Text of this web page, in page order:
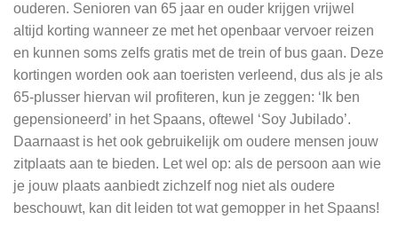
ouderen. Senioren van 65 jaar en ouder krijgen vrijwel
altijd korting wanneer ze met het openbaar vervoer reizen
en kunnen soms zelfs gratis met de trein of bus gaan. Deze
kortingen worden ook aan toeristen verleend, dus als je als
65-plusser hiervan wil profiteren, kun je zeggen: ‘Ik ben
gepensioneerd’ in het Spaans, oftewel ‘Soy Jubilado’.
Daarnaast is het ook gebruikelijk om oudere mensen jouw
zitplaats aan te bieden. Let wel op: als de persoon aan wie
je jouw plaats aanbiedt zichzelf nog niet als oudere
beschouwt, kan dit leiden tot wat gemopper in het Spaans!